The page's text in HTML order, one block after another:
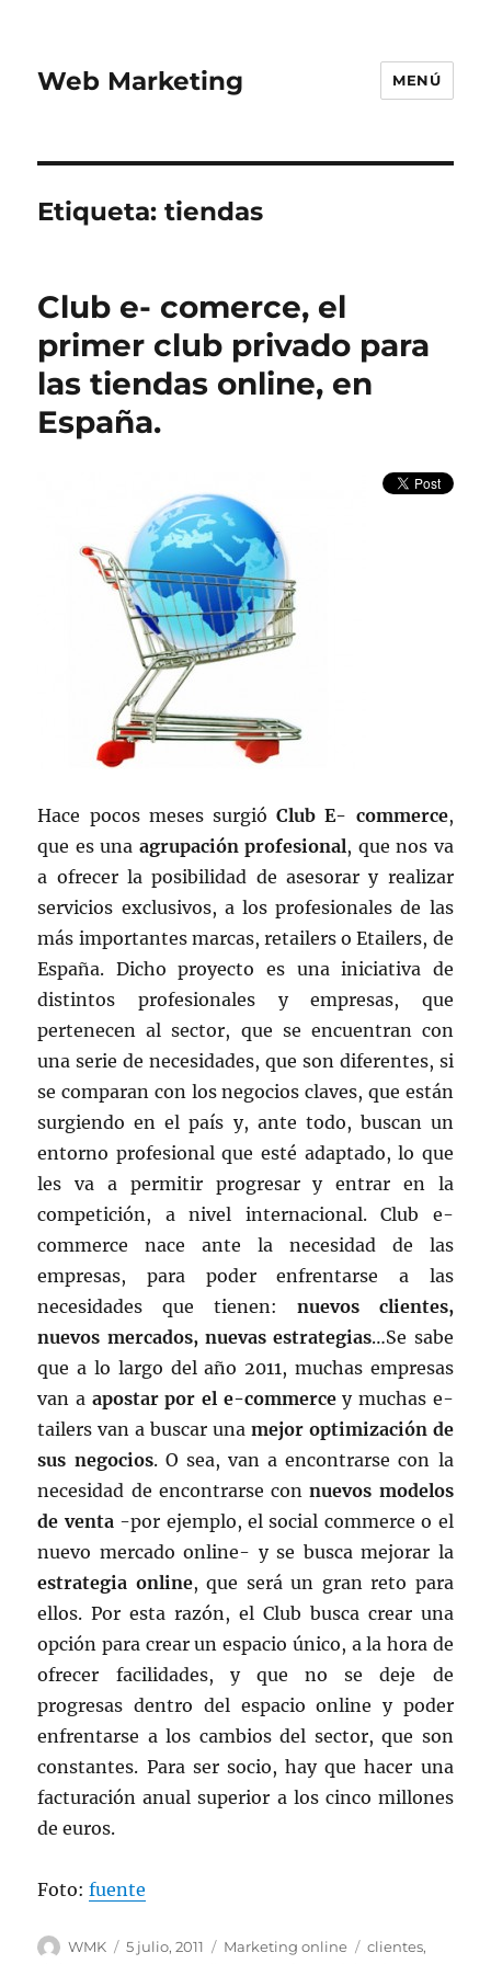
Web Marketing MENÚ
Etiqueta:tiendas
Club e- comerce, el
primer club privado para
las tiendas online, en
España.
Hace pocos meses surgióClub E- commerce,
que es una agrupación profesional, que nos va
a ofrecer la posibilidad de asesorar y realizar
servicios exclusivos, a los profesionales de las
más importantes marcas, retailers o Etailers, de
España. Dicho proyecto es una iniciativa de
distintos profesionales y empresas, que
pertenecen al sector, que se encuentran con
una serie de necesidades, que son diferentes, si
se comparan con los negocios claves, que están
surgiendo en el país y, ante todo, buscan un
entorno profesional que esté adaptado, lo que
les va a permitir progresar y entrar en la
competición, a nivel internacional. Club e-
commerce nace ante la necesidad de las
empresas, para poder enfrentarse a las
necesidades que tienen: nuevos clientes,
nuevos mercados, nuevas estrategias…Se sabe
que a lo largo del año 2011, muchas empresas
van a apostar por el e-commercey muchas e-
tailers van a buscar una mejor optimización de
sus negocios. O sea, van a encontrarse con la
necesidad de encontrarse connuevos modelos
de venta-por ejemplo, el social commerce o el
nuevo mercado online- y se busca mejorar la
estrategia online, que será un gran reto para
ellos. Por esta razón, el Club busca crear una
opción para crear un espacio único, a la hora de
ofrecer facilidades, y que no se deje de
progresas dentro del espacio online y poder
enfrentarse a los cambios del sector, que son
constantes. Para ser socio, hay que hacer una
facturación anual superior a los cinco millones
de euros.
Foto:fuente
Autor
WMK
Publicado
5 julio, 2011 Categorías
Marketing online Etiquetas
clientes,